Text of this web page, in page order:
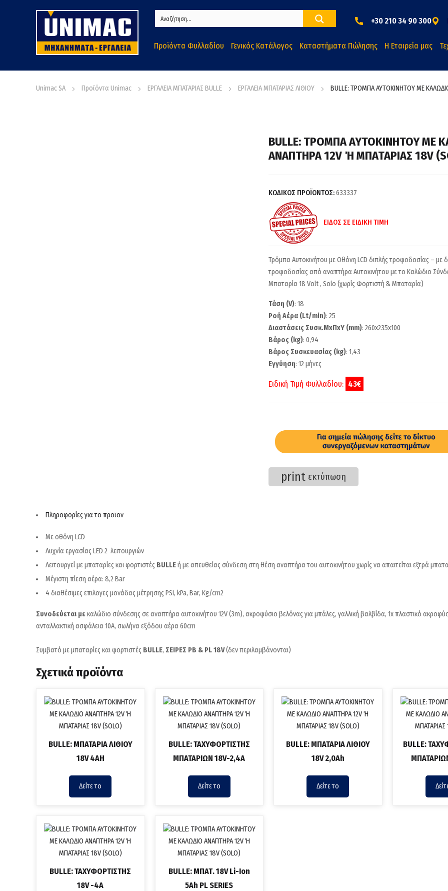
+30 210 34 90 300
Προϊόντα Φυλλαδίου Γενικός Κατάλογος Καταστήματα Πώλησης Η Εταιρεία μας
Unimac SA Προϊόντα Unimac ΕΡΓΑΛΕΙΑ ΜΠΑΤΑΡΙΑΣ BULLE ΕΡΓΑΛΕΙΑ ΜΠΑΤΑΡΙΑΣ ΛΙΘΙΟΥ BULLE: ΤΡΟΜΠΑ ΑΥΤΟΚΙΝΗΤΟΥ ΜΕ
BULLE: ΤΡΟΜΠΑ ΑΥΤΟΚΙΝΗΤΟΥ ΜΕ
ΑΝΑΠΤΗΡΑ 12V Ή ΜΠΑΤΑΡΙΑΣ 18V
ΚΩΔΙΚΟΣ ΠΡΟΪΟΝΤΟΣ:633337
ΕΙΔΟΣ ΣΕ ΕΙΔΙΚΗ ΤΙΜΗ
Τρόμπα Αυτοκινήτου με Οθόνη LCD διπλής τροφοδοσίας – με
τροφοδοσίας από αναπτήρα Αυτοκινήτου με το Καλώδιο
Μπαταρία 18 Volt , Solo (χωρίς Φορτιστή & Μπαταρία)
Τάση (V): 18
Ροή Αέρα (Lt/min): 25
Διαστάσεις Συσκ.ΜxΠxΥ (mm): 260x235x100
Βάρος (kg): 0,94
Βάρος Συσκευασίας (kg): 1,43
Εγγύηση: 12 μήνες
Ειδική Τιμή Φυλλαδίου: 43€
print εκτύπωση
Πληροφορίες για το προϊον
Με οθόνη LCD
Λυχνία εργασίας LED 2 λειτουργιών
Λειτουργεί με μπαταρίες και φορτιστές BULLEή με απευθείας σύνδεση στη θέση αναπτήρα του αυτοκινήτου χωρίς να απαιτείται εξτρά
Μέγιστη πίεση αέρα: 8,2 Bar
4 διαθέσιμες επιλογες μονάδας μέτρησης PSI, kPa, Bar, Kg/cm2
Συνοδεύεται μεκαλώδιο σύνδεσης σε αναπτήρα αυτοκινήτου 12V (3m), ακροφύσιο βελόνας για μπάλες, γαλλική βαλβίδα, 1x πλαστικό
ανταλλακτική ασφάλεια 10Α, σωλήνα εξόδου αέρα 60cm
Συμβατό με μπαταρίες και φορτιστές BULLE, ΣΕΙΡΕΣ PB & PL 18V(δεν περιλαμβάνονται)
Σχετικά προϊόντα
BULLE: ΜΠΑΤΑΡΙΑ ΛΙΘΙΟΥ
18V 4AH
Δείτε το
BULLE: ΤΑΧΥΦΟΡΤΙΣΤΗΣ
ΜΠΑΤΑΡΙΩΝ 18V-2,4A
Δείτε το
BULLE: ΜΠΑΤΑΡΙΑ ΛΙΘΙΟΥ
18V 2,0Ah
Δείτε το
BULLE:
BULLE: ΤΑΧΥΦΟΡΤΙΣΤΗΣ
18V -4A
BULLE: ΜΠΑΤ. 18V Li-Ion
5Ah PL SERIES